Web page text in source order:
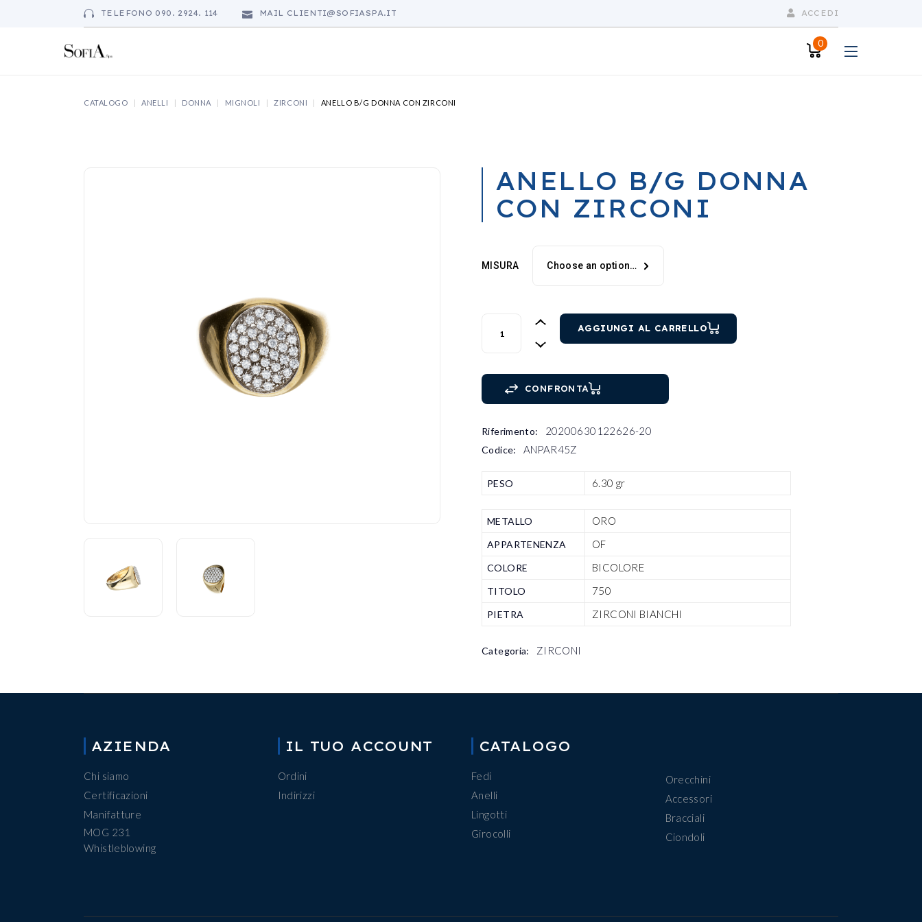
TELEFONO 090. 2924. 114 MAIL CLIENTI@SOFIASPA.IT ACCEDI
0
CATALOGO ANELLI DONNA MIGNOLI ZIRCONI ANELLO B/G DONNA CON ZIRCONI
ANELLO B/G DONNA
CON ZIRCONI
MISURA Choose an option…
ANELLO B/G DONNA CON ZIRCONI quantity
AGGIUNGI AL CARRELLO
CONFRONTA
Riferimento: 20200630122626-20
Codice: ANPAR45Z
PESO 6.30 gr
METALLO ORO
APPARTENENZA OF
COLORE BICOLORE
TITOLO 750
PIETRA ZIRCONI BIANCHI
Categoria: ZIRCONI
AZIENDA
Chi siamo
Certificazioni
Manifatture
IL TUO ACCOUNT
Ordini
Indirizzi
CATALOGO
Fedi
Anelli
Lingotti
Girocolli
Orecchini
Accessori
Bracciali
Ciondoli
MOG 231
Whistleblowing